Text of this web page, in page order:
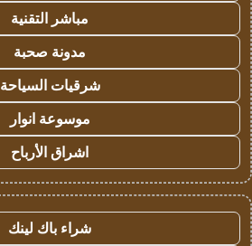
مباشر التقنية
مدونة صحبة
شرقيات السياحة
موسوعة انوار
اشراق الأرباح
شراء باك لينك